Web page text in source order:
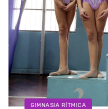
GIMNASIA RÍTMICA